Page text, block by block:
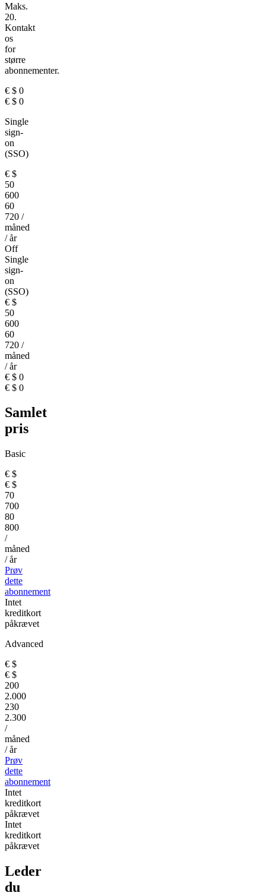
Maks.
20.
Kontakt
os
for
større
abonnementer.
€ $ 0
€ $ 0
Single
sign-
on
(SSO)
€ $
50
600
60
720 /
måned
/ år
Off
Single
sign-
on
(SSO)
€ $
50
600
60
720 /
måned
/ år
€ $ 0
€ $ 0
Samlet
pris
Basic
€ $
€ $
70
700
80
800
/
måned
/ år
Prøv
dette
abonnement
Intet
kreditkort
påkrævet
Advanced
€ $
€ $
200
2.000
230
2.300
/
måned
/ år
Prøv
dette
abonnement
Intet
kreditkort
påkrævet
Intet
kreditkort
påkrævet
Leder
du